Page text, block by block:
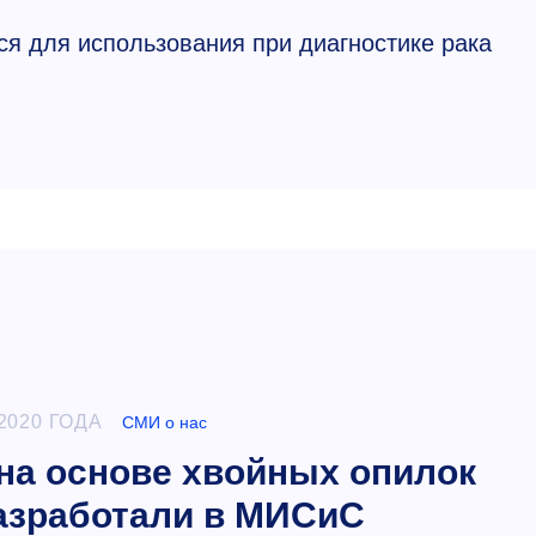
для использования при диагностике рака
ГОДА СМИ о нас
основе хвойных опилок
в МИСиС